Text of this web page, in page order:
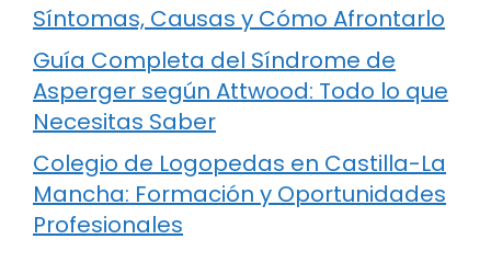
Síntomas, Causas y Cómo Afrontarlo
Guía Completa del Síndrome de
Asperger según Attwood: Todo lo que
Necesitas Saber
Colegio de Logopedas en Castilla-La
Mancha: Formación y Oportunidades
Profesionales